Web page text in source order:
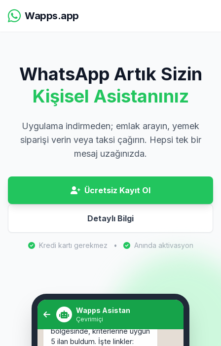
Wapps.app
WhatsApp Artık Sizin
Kişisel Asistanınız
Uygulama indirmeden; emlak arayın, yemek
siparişi verin veya taksi çağırın. Hepsi tek bir
mesaj uzağınızda.
Ücretsiz Kayıt Ol
Detaylı Bilgi
Kredi kartı gerekmez • Anında aktivasyon
Wapps Asistan
Çevrimiçi
ev arıyorum. 🏠
Selam Ahmet! 👋 Kadıköy
bölgesinde, kriterlerine uygun
5 ilan buldum. İşte linkler: